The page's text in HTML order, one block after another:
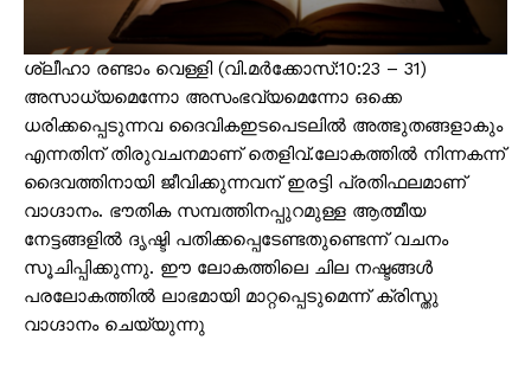
ശ്ലീഹാ രണ്ടാം വെള്ളി (വി.മർക്കോസ്:10:23 – 31)
അസാധ്യമെന്നോ അസംഭവ്യമെന്നോ ഒക്കെ
ധരിക്കപ്പെടുന്നവ ദൈവികഇടപെടലിൽ അത്ഭുതങ്ങളാകും
എന്നതിന് തിരുവചനമാണ് തെളിവ്.ലോകത്തിൽ നിന്നകന്ന്
ദൈവത്തിനായി ജീവിക്കുന്നവന് ഇരട്ടി പ്രതിഫലമാണ്
വാഗ്ദാനം. ഭൗതിക സമ്പത്തിനപ്പുറമുള്ള ആത്മീയ
നേട്ടങ്ങളിൽ ദൃഷ്ടി പതിക്കപ്പെടേണ്ടതുണ്ടെന്ന് വചനം
സൂചിപ്പിക്കുന്നു. ഈ ലോകത്തിലെ ചില നഷ്ടങ്ങൾ
പരലോകത്തിൽ ലാഭമായി മാറ്റപ്പെടുമെന്ന് ക്രിസ്തു
വാഗ്ദാനം ചെയ്യുന്നു